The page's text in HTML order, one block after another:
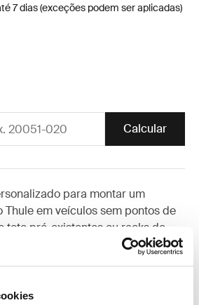
7 dias (exceções podem ser aplicadas)
Calcular
para montar um
Thule em veículos sem pontos de
teto pré-existentes ou racks de